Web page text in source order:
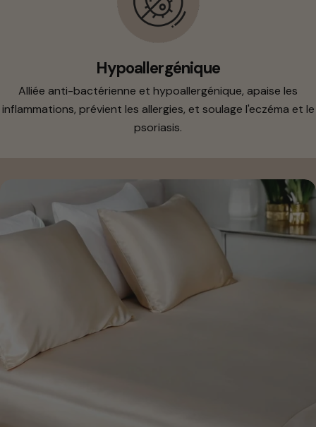
Hypoallergénique
Alliée anti-bactérienne et hypoallergénique, apaise les
inflammations, prévient les allergies, et soulage l'eczéma et le
psoriasis.